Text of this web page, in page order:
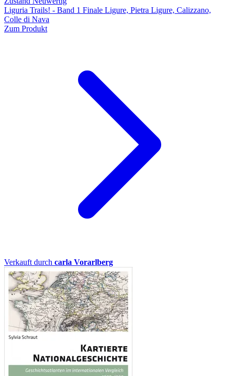
Liguria Trails! - Band 1 Finale Ligure, Pietra Ligure, Calizzano,
Colle di Nava
Zum Produkt
Verkauft durch carla Vorarlberg